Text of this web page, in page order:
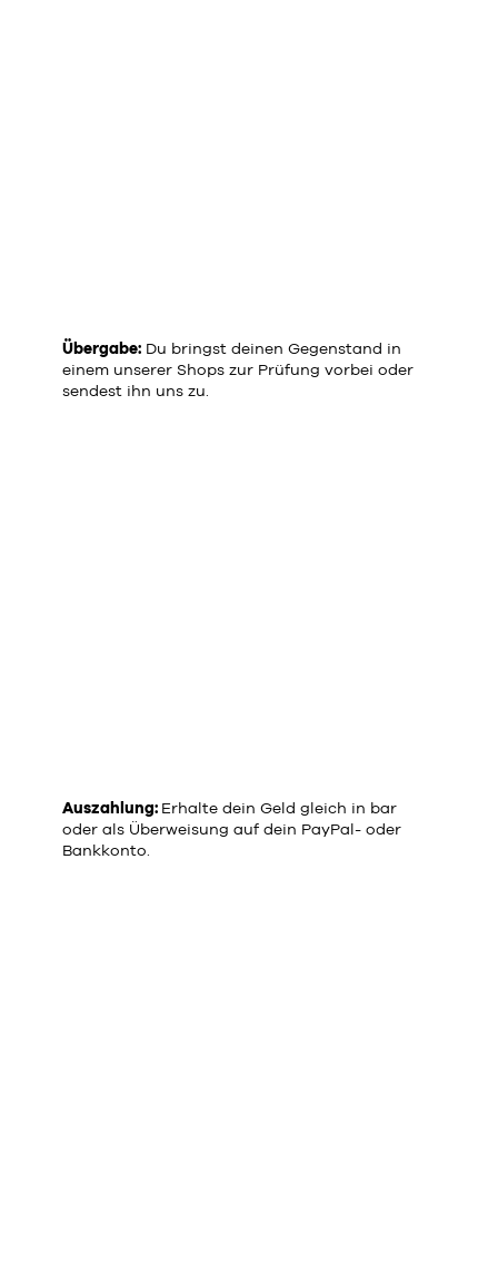
Übergabe: Du bringst deinen Gegenstand in
einem unserer Shops zur Prüfung vorbei oder
sendest ihn uns zu.
Auszahlung: Erhalte dein Geld gleich in bar
oder als Überweisung auf dein PayPal- oder
Bankkonto.